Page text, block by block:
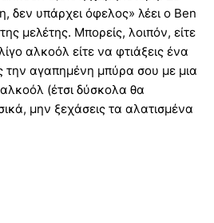
δεν υπάρχει όφελος» λέει ο Ben
μελέτης. Μπορείς, λοιπόν, είτε
αλκοόλ είτε να φτιάξεις ένα
την αγαπημένη μπύρα σου με μια
(έτσι δύσκολα θα
μην ξεχάσεις τα αλατισμένα